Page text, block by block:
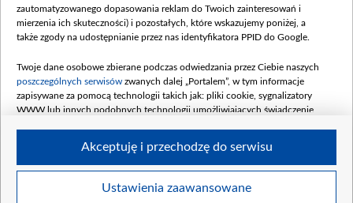
Dofinansowanie 900 000 000,00 PLN
Data podpisania umowy: LUTY 2026 (wpłata
kwiecień 180 mln, 7 maja 180 mln, 8
czerwca 90 mln)
Dofinansowanie 250 000 000,00 PLN
4 sierpnia 250 mln
zautomatyzowanego dopasowania reklam do Twoich zainteresowań i
mierzenia ich skuteczności) i pozostałych, które wskazujemy poniżej, a
także zgody na udostępnianie przez nas identyfikatora PPID do Google.
Twoje dane osobowe zbierane podczas odwiedzania przez Ciebie naszych
poszczególnych serwisów zwanych dalej „Portalem”, w tym informacje
zapisywane za pomocą technologii takich jak: pliki cookie, sygnalizatory
WWW lub innych podobnych technologii umożliwiających świadczenie
Twoje dane osobowe zbierane podczas odwiedzania przez Ciebie
Ustawienia zaawansowane
Akceptuję i przechodzę do serwisu